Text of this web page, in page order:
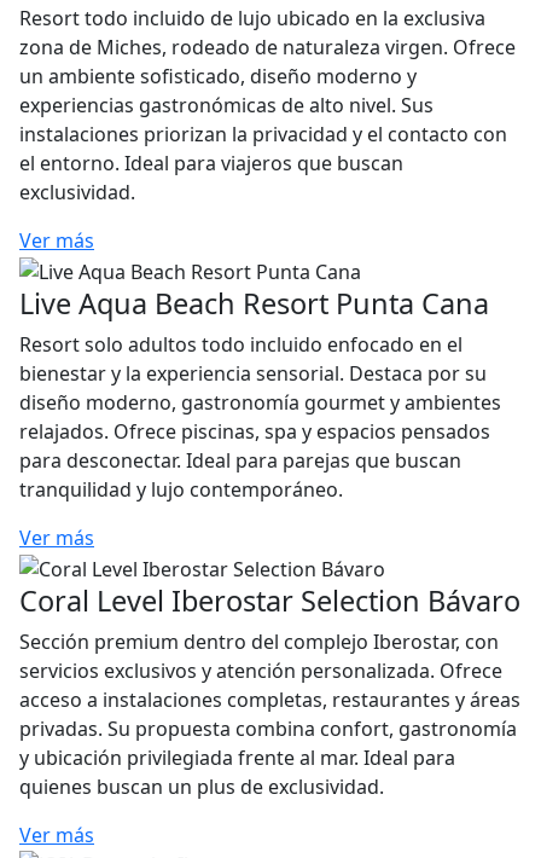
Resort todo incluido de lujo ubicado en la exclusiva
zona de Miches, rodeado de naturaleza virgen. Ofrece
un ambiente sofisticado, diseño moderno y
experiencias gastronómicas de alto nivel. Sus
instalaciones priorizan la privacidad y el contacto con
el entorno. Ideal para viajeros que buscan
exclusividad.
Ver más
Live Aqua Beach Resort Punta Cana
Resort solo adultos todo incluido enfocado en el
bienestar y la experiencia sensorial. Destaca por su
diseño moderno, gastronomía gourmet y ambientes
relajados. Ofrece piscinas, spa y espacios pensados
para desconectar. Ideal para parejas que buscan
tranquilidad y lujo contemporáneo.
Ver más
Coral Level Iberostar Selection Bávaro
Sección premium dentro del complejo Iberostar, con
servicios exclusivos y atención personalizada. Ofrece
acceso a instalaciones completas, restaurantes y áreas
privadas. Su propuesta combina confort, gastronomía
y ubicación privilegiada frente al mar. Ideal para
quienes buscan un plus de exclusividad.
Ver más